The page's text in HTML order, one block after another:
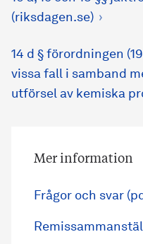
(riksdagen.se)
14 d § förordningen
vissa fall i samband
utförsel av kemiska
Mer information
Frågor och svar